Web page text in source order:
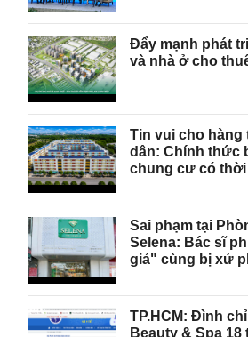
Đẩy mạnh phát
và nhà ở cho
Tin vui cho hàng
dân: Chính thức
chung cư có thời
Sai phạm tại
Selena: Bác sĩ
giả" cùng bị xử
TP.HCM: Đình
Beauty & Spa